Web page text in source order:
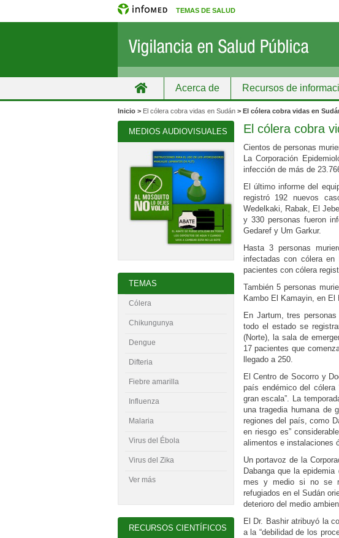
TEMAS DE SALUD
Acerca de Recursos de
Grupos Recursos de información
Inicio > El cólera cobra vidas en Sudán > El cólera cobra vidas en
El cólera cobra
Cientos de personas
La Corporación
infección de más de
El último informe del
registró 192 nuevos
Wedelkaki, Rabak, El
y 330 personas fueron
Gedaref y Um Garkur.
Hasta 3 personas
infectadas con cólera
pacientes con cólera
También 5 personas
Kambo El Kamayin, en El
En Jartum, tres
todo el estado se
(Norte), la sala de
17 pacientes que
llegado a 250.
El Centro de Socorro y
país endémico del
gran escala”. La
una tragedia humana de
regiones del país, como
en riesgo es”
alimentos e instalaciones
Un portavoz de la
Dabanga que la
mes y medio si no se
refugiados en el Sudán
deterioro del medio
El Dr. Bashir atribuyó la
a la “debilidad de los
MEDIOS AUDIOVISUALES
TEMAS
Cólera
Chikungunya
Dengue
Difteria
Fiebre amarilla
Influenza
Malaria
Virus del Ébola
Virus del Zika
Ver más
RECURSOS CIENTÍFICOS